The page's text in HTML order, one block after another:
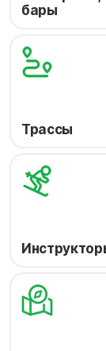
бары
Трассы